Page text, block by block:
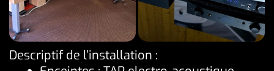
Descriptif de l’installation :